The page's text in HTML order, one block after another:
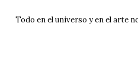
Todo en el universo y en el arte